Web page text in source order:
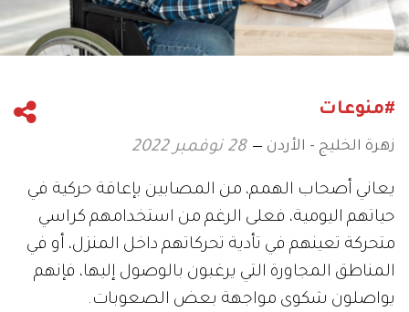
#منوعات
زهرة الخليج - الأردن 28 نوفمبر 2022
يعاني أصحاب الهمم، من المصابين بإعاقة حركية في
حياتهم اليومية، فعلى الرغم من استخدامهم كراسي
متحركة تعينهم في تأدية تحركاتهم داخل المنزل، أو في
المناطق المجاورة التي يرغبون بالوصول إليها، فإنهم
يواصلون شكوى مواجهة بعض الصعوبات.